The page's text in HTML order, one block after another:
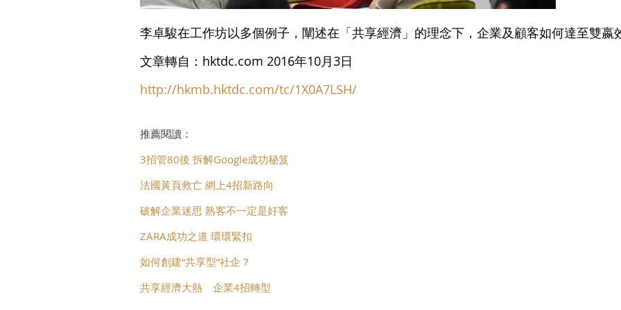
李卓駿在工作坊以多個例子，闡述在「共享經濟」的理念下，企業及顧客如何達至雙嬴
文章轉自：hktdc.com 2016年10月3日
http://hkmb.hktdc.com/tc/1X0A7LSH/
推薦閱讀：
3招管80後 拆解Google成功秘笈
法國黃頁救亡 網上4招新路向
破解企業迷思 熟客不一定是好客
ZARA成功之道 環環緊扣
如何創建“共享型”社企？
共享經濟大熱 企業4招轉型